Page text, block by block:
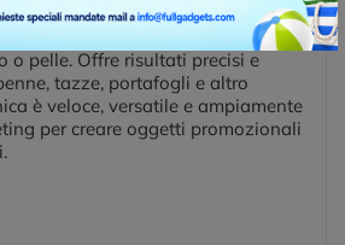
oggetti promozionali utilizza un
materiali come metallo,
o pelle. Offre risultati precisi e
tazze, portafogli e altro
è veloce, versatile e ampiamente
per creare oggetti promozionali